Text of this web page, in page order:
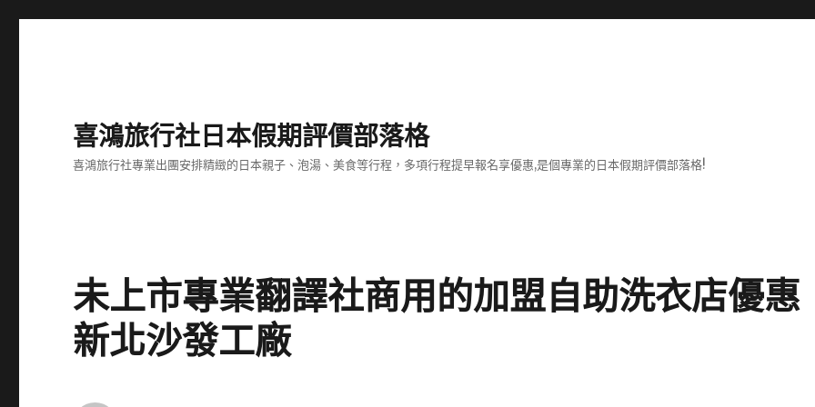
喜鴻旅行社日本假期評價部落格
喜鴻旅行社專業出團安排精緻的日本親子、泡湯、美食等行程，多項行程提早報名享優惠,是個專業的日本假期評價部落格!
未上市專業翻譯社商用的加盟自助洗衣店優惠
新北沙發工廠